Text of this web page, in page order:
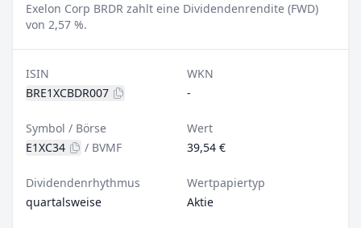
Exelon Corp BRDR zahlt eine Dividendenrendite (FWD)
von 2,57 %.
ISIN
BRE1XCBDR007
WKN
-
Symbol / Börse
E1XC34
/ BVMF
Wert
39,54 €
Dividendenrhythmus
quartalsweise
Wertpapiertyp
Aktie